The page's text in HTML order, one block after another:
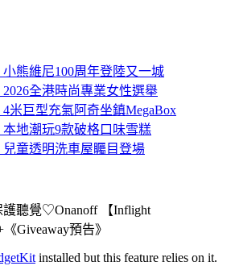
聽覺♡Onanoff 【Inflight
Giveaway預告》
installed but this feature relies on it.